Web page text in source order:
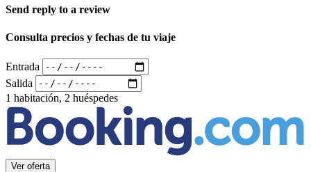
Send reply to a review
Consulta precios y fechas de tu viaje
Entrada
Salida
1 habitación, 2 huéspedes
Ver oferta